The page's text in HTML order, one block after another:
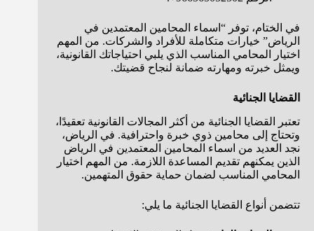
في الختام، توفر “اسماء المحامين المعتمدين في
الرياض” خيارات متكاملة للأفراد والشركات. من المهم
اختيار المحامي المناسب الذي يلبي احتياجاتك القانونية،
ويمثل خبرته ومهارته ضمانة لنجاح قضيتك.
القضايا الجنائية
تعتبر القضايا الجنائية من أكثر المجالات القانونية تعقيدًا،
وتحتاج إلى محامين ذوي خبرة واحترافية. في الرياض،
نجد العديد من اسماء المحامين المعتمدين في الرياض
الذين يمكنهم تقديم المساعدة اللازمة. من المهم اختيار
المحامي المناسب لضمان حماية حقوق المتهمين.
تتضمن أنواع القضايا الجنائية ما يلي: